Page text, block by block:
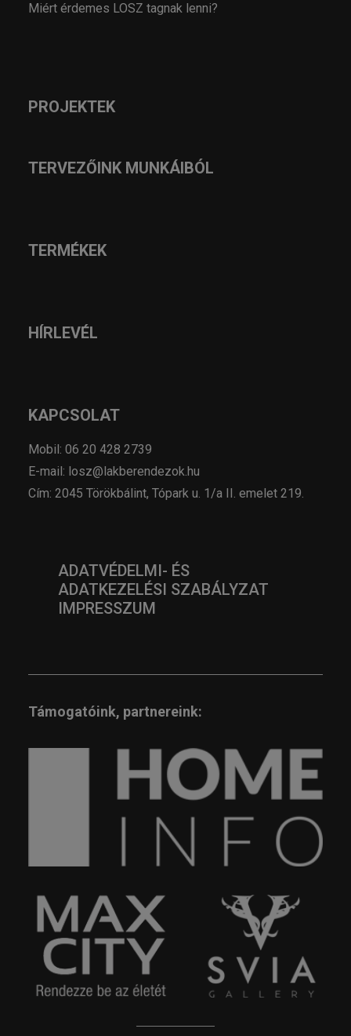
Miért érdemes LOSZ tagnak lenni?
PROJEKTEK
TERVEZŐINK MUNKÁIBÓL
TERMÉKEK
HÍRLEVÉL
KAPCSOLAT
Mobil: 06 20 428 2739
E-mail: losz@lakberendezok.hu
Cím: 2045 Törökbálint, Tópark u. 1/a II. emelet 219.
ADATVÉDELMI- ÉS
ADATKEZELÉSI SZABÁLYZAT
IMPRESSZUM
Támogatóink, partnereink: